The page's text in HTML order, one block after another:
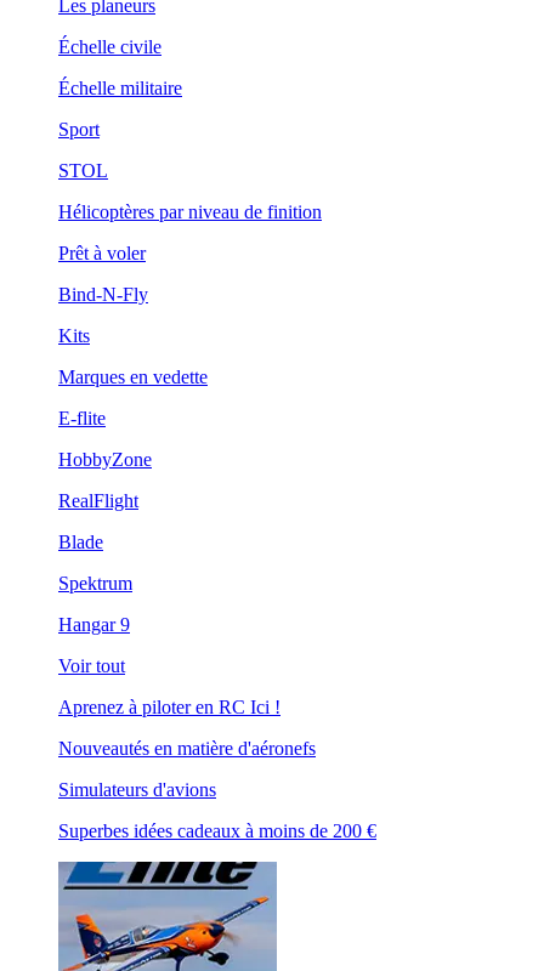
Les planeurs
Échelle civile
Échelle militaire
Sport
STOL
Hélicoptères par niveau de finition
Prêt à voler
Bind-N-Fly
Kits
Marques en vedette
E-flite
HobbyZone
RealFlight
Blade
Spektrum
Hangar 9
Voir tout
Aprenez à piloter en RC Ici !
Nouveautés en matière d'aéronefs
Simulateurs d'avions
Superbes idées cadeaux à moins de 200 €